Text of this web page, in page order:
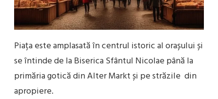
Piața este amplasată în centrul istoric al orașului și
se întinde de la Biserica Sfântul Nicolae până la
primăria gotică din Alter Markt și pe străzile din
apropiere.